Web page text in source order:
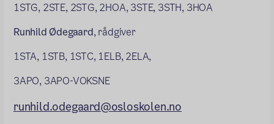
1STG, 2STE, 2STG, 2HOA, 3STE, 3STH, 3HOA
Runhild Ødegaard, rådgiver
1STA, 1STB, 1STC, 1ELB, 2ELA,
3APO, 3APO-VOKSNE
runhild.odegaard@osloskolen.no